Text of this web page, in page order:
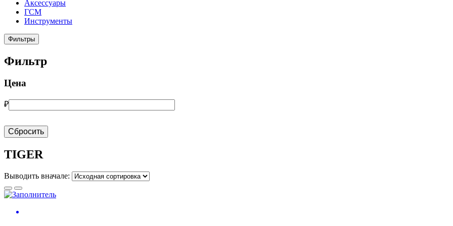
Аксессуары
ГСМ
Инструменты
Фильтры
Фильтр
Цена
₽
Сбросить
TIGER
Выводить вначале: